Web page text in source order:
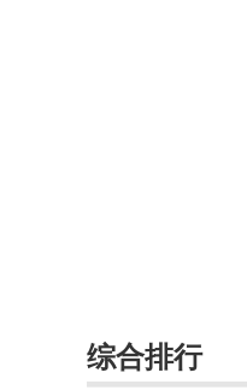
长安UNI
综合排行